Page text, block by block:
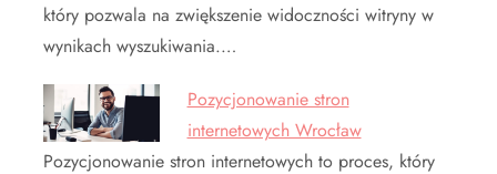
który pozwala na zwiększenie widoczności witryny w
wynikach wyszukiwania.…
Pozycjonowanie stron
internetowych Wrocław
Pozycjonowanie stron internetowych to proces, który